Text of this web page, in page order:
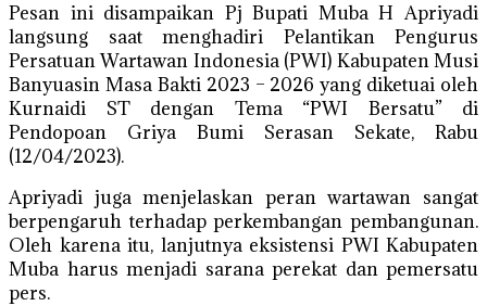
Pesan ini disampaikan Pj Bupati Muba H Apriyadi
langsung saat menghadiri Pelantikan Pengurus
Persatuan Wartawan Indonesia (PWI) Kabupaten Musi
Banyuasin Masa Bakti 2023 – 2026 yang diketuai oleh
Kurnaidi ST dengan Tema “PWI Bersatu” di
Pendopoan Griya Bumi Serasan Sekate, Rabu
(12/04/2023).
Apriyadi juga menjelaskan peran wartawan sangat
berpengaruh terhadap perkembangan pembangunan.
Oleh karena itu, lanjutnya eksistensi PWI Kabupaten
Muba harus menjadi sarana perekat dan pemersatu
pers.